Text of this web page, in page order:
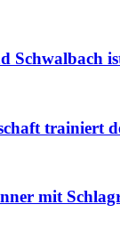
Schwalbach
trainiert
mit